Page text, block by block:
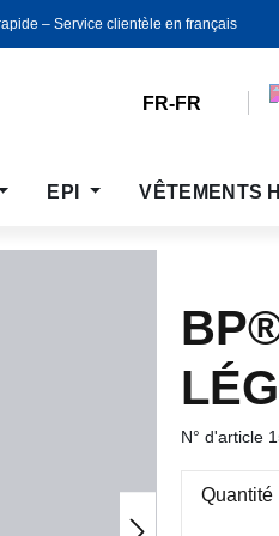
‒ Service clientèle en français
FR-FR
EPI VÊTEMENTS
N° d'article
Quantité